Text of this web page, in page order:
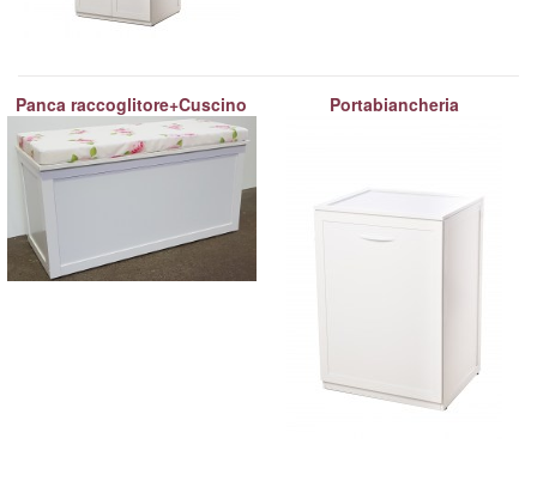
Panca raccoglitore+Cuscino Portabiancheria